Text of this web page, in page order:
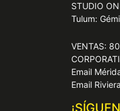
STUDIO
Tulum:
VENTAS:
Email
Email